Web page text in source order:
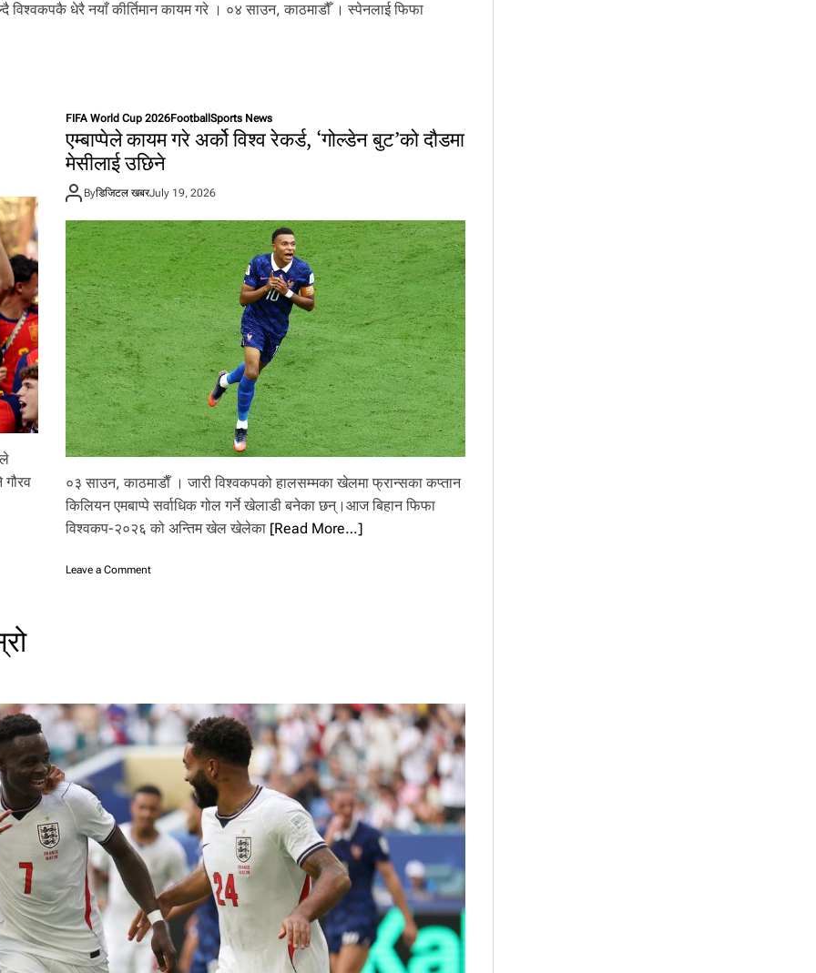
वा
विश्वकपकै धेरै नयाँ कीर्तिमान कायम गरे । ०४ साउन, काठमाडौँ । स्पेनलाई फिफा
गौरव
FIFA World Cup 2026FootballSports News
एम्बाप्पेले कायम गरे अर्को विश्व रेकर्ड, ‘गोल्डेन बुट’को दौडमा
मेसीलाई उछिने
Byडिजिटल खबरJuly 19, 2026
०३ साउन, काठमाडाैँ । जारी विश्वकपको हालसम्मका खेलमा फ्रान्सका कप्तान
किलियन एमबाप्पे सर्वाधिक गोल गर्ने खेलाडी बनेका छन्।आज बिहान फिफा
विश्वकप-२०२६ को अन्तिम खेल खेलेका [Read More…]
Leave a Commento
म
ग
अ
वि
श्व
रे
क
,
गो
ल्डे
न
बु